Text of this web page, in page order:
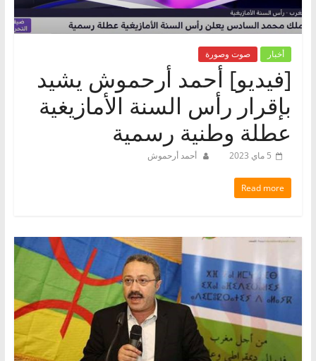
أخبار صوت وصورة
[فيديو] أحمد أرحموش يشيد
بإقرار رأس السنة الأمازيغية
عطلة وطنية رسمية
5 ماي 2023 أحمد أرحموش
Read more